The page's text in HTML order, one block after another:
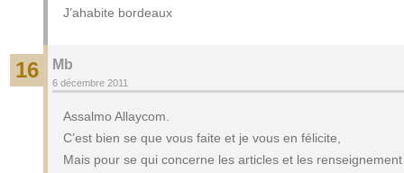
J’ahabite bordeaux
16 Mb
6 décembre 2011
Assalmo Allaycom.
C’est bien se que vous faite et je vous en félicite,
Mais pour se qui concerne les articles et les renseignement